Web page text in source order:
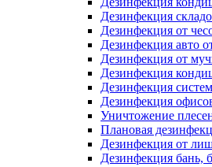
Дезинфекция
Дезинфекция от
Дезинфекция авто
Дезинфекция от
Дезинфекция
Дезинфекция
Дезинфекция
Уничтожение
Плановая
Дезинфекция от
Дезинфекция бань,